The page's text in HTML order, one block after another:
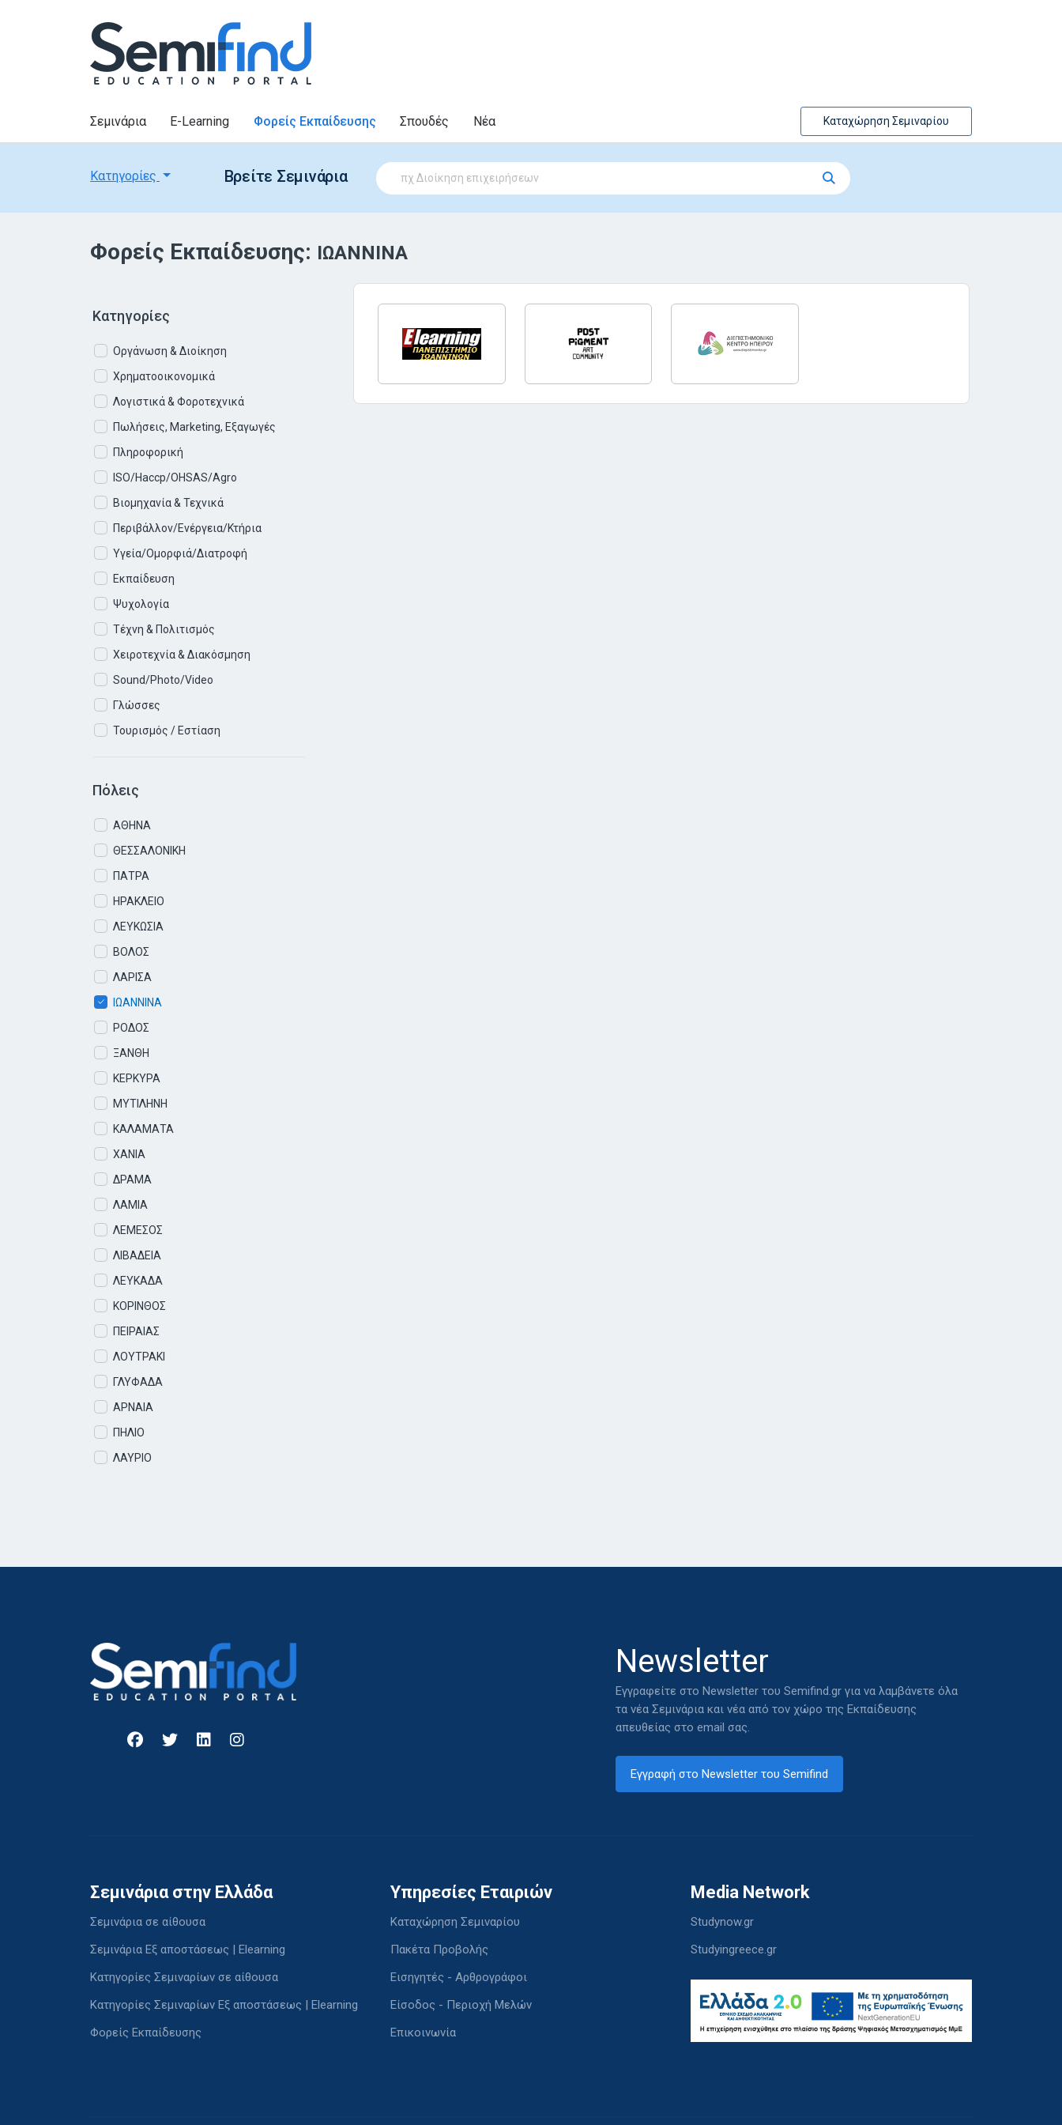
Σεμινάρια E-Learning Φορείς Εκπαίδευσης Σπουδές Νέα Καταχώρηση Σεμιναρίου
Κατηγορίες Βρείτε Σεμινάρια
Φορείς Εκπαίδευσης: ΙΩΑΝΝΙΝΑ
Κατηγορίες
Οργάνωση & Διοίκηση
Χρηματοοικονομικά
Λογιστικά & Φοροτεχνικά
Πωλήσεις, Marketing, Εξαγωγές
Πληροφορική
ISO/Haccp/OHSAS/Agro
Βιομηχανία & Τεχνικά
Περιβάλλον/Ενέργεια/Κτήρια
Υγεία/Ομορφιά/Διατροφή
Εκπαίδευση
Ψυχολογία
Τέχνη & Πολιτισμός
Χειροτεχνία & Διακόσμηση
Sound/Photo/Video
Γλώσσες
Τουρισμός / Εστίαση
Πόλεις
ΑΘΗΝΑ
ΘΕΣΣΑΛΟΝΙΚΗ
ΠΑΤΡΑ
ΗΡΑΚΛΕΙΟ
ΛΕΥΚΩΣΙΑ
ΒΟΛΟΣ
ΛΑΡΙΣΑ
ΙΩΑΝΝΙΝΑ
ΡΟΔΟΣ
ΞΑΝΘΗ
ΚΕΡΚΥΡΑ
ΜΥΤΙΛΗΝΗ
ΚΑΛΑΜΑΤΑ
ΧΑΝΙΑ
ΔΡΑΜΑ
ΛΑΜΙΑ
ΛΕΜΕΣΟΣ
ΛΙΒΑΔΕΙΑ
ΛΕΥΚΑΔΑ
ΚΟΡΙΝΘΟΣ
ΠΕΙΡΑΙΑΣ
ΛΟΥΤΡΑΚΙ
ΓΛΥΦΑΔΑ
ΑΡΝΑΙΑ
ΠΗΛΙΟ
ΛΑΥΡΙΟ
Newsletter
Εγγραφείτε στο Newsletter του Semifind.gr για να λαμβάνετε όλα
τα νέα Σεμινάρια και νέα από τον χώρο της Εκπαίδευσης
απευθείας στο email σας.
Εγγραφή στο Newsletter του Semifind
Σεμινάρια στην Ελλάδα
Σεμινάρια σε αίθουσα
Σεμινάρια Εξ αποστάσεως | Elearning
Κατηγορίες Σεμιναρίων σε αίθουσα
Κατηγορίες Σεμιναρίων Εξ αποστάσεως | Elearning
Φορείς Εκπαίδευσης
Υπηρεσίες Εταιριών
Καταχώρηση Σεμιναρίου
Πακέτα Προβολής
Εισηγητές - Αρθρογράφοι
Είσοδος - Περιοχή Μελών
Επικοινωνία
Media Network
Studynow.gr
Studyingreece.gr